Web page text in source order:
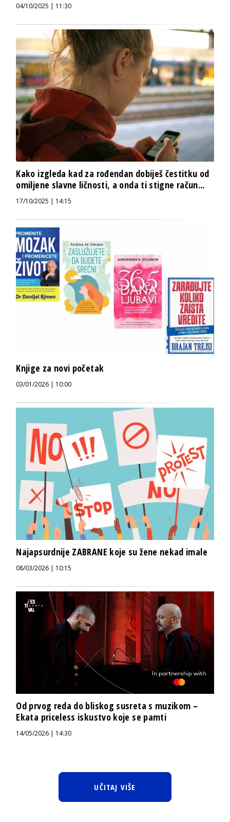
04/10/2025 | 11:30
Kako izgleda kad za rođendan dobiješ čestitku od
omiljene slavne ličnosti, a onda ti stigne račun...
17/10/2025 | 14:15
Knjige za novi početak
03/01/2026 | 10:00
Najapsurdnije ZABRANE koje su žene nekad imale
08/03/2026 | 10:15
Od prvog reda do bliskog susreta s muzikom –
Ekata priceless iskustvo koje se pamti
14/05/2026 | 14:30
UČITAJ VIŠE